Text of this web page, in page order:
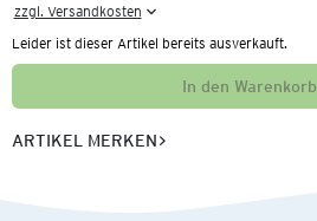
zzgl. Versandkosten
Leider ist dieser Artikel bereits ausverkauft.
In den Warenkorb
ARTIKEL MERKEN